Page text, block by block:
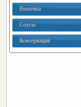
Выпечка
Соусы
Консервация